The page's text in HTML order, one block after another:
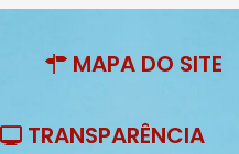
MAPA DO SITE
TRANSPARÊNCIA